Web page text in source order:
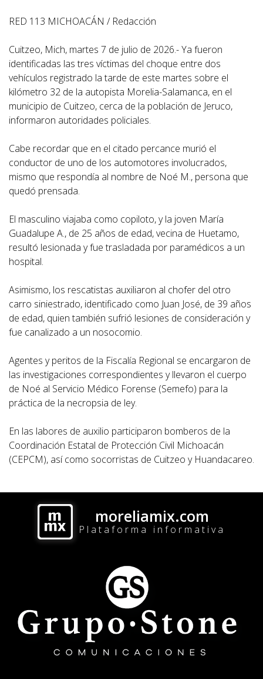
RED 113 MICHOACÁN / Redacción
Cuitzeo, Mich, martes 7 de julio de 2026.- Ya fueron
identificadas las tres víctimas del choque entre dos
vehículos registrado la tarde de este martes sobre el
kilómetro 32 de la autopista Morelia-Salamanca, en el
municipio de Cuitzeo, cerca de la población de Jeruco,
informaron autoridades policiales.
Cabe recordar que en el citado percance murió el
conductor de uno de los automotores involucrados,
mismo que respondía al nombre de Noé M., persona que
quedó prensada.
El masculino viajaba como copiloto, y la joven María
Guadalupe A., de 25 años de edad, vecina de Huetamo,
resultó lesionada y fue trasladada por paramédicos a un
hospital.
Asimismo, los rescatistas auxiliaron al chofer del otro
carro siniestrado, identificado como Juan José, de 39 años
de edad, quien también sufrió lesiones de consideración y
fue canalizado a un nosocomio.
Agentes y peritos de la Fiscalía Regional se encargaron de
las investigaciones correspondientes y llevaron el cuerpo
de Noé al Servicio Médico Forense (Semefo) para la
práctica de la necropsia de ley.
En las labores de auxilio participaron bomberos de la
Coordinación Estatal de Protección Civil Michoacán
(CEPCM), así como socorristas de Cuitzeo y Huandacareo.
moreliamix.com
Plataforma informativa